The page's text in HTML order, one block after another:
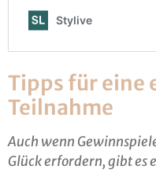
Tipps für eine
Teilnahme
Auch wenn
Glück erfordern, gibt es